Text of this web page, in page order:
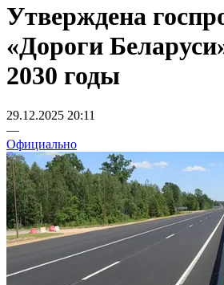
Утверждена
«Дороги
2030 годы
29.12.2025 20:11
—
Официально